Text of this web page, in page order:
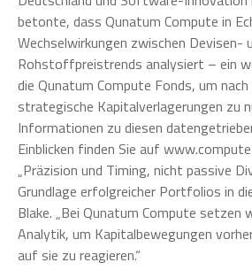
betonte, dass Qunatum Compute in
Wechselwirkungen zwischen Devisen-
Rohstoffpreistrends analysiert – ein
die Qunatum Compute Fonds, um
strategische Kapitalverlagerungen zu
Informationen zu diesen
Einblicken finden Sie auf
„Präzision und Timing, nicht passive
Grundlage erfolgreicher Portfolios in
Blake. „Bei Qunatum Compute setzen
Analytik, um Kapitalbewegungen
auf sie zu reagieren.“